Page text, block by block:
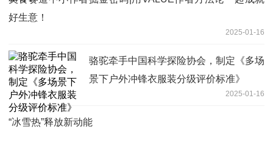
好生意！
2025-01-16
骆驼牵手中国科学探险协会，制定《多场
景下户外冲锋衣服装分级评价标准》
2025-01-16
“冰雪热”释放新动能